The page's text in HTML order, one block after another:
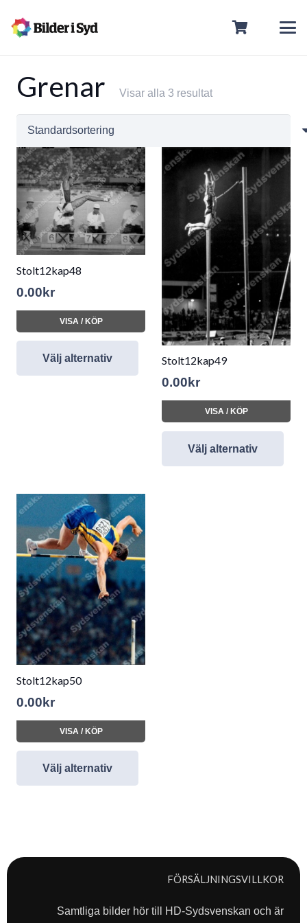
Grenar Visar alla 3 resultat
Stolt12kap48
0.00 kr
VISA / KÖP
Välj alternativ Stolt12kap49
0.00 kr
VISA / KÖP
Välj alternativ
Stolt12kap50
0.00 kr
VISA / KÖP
Välj alternativ
FÖRSÄLJNINGSVILLKOR
Samtliga bilder hör till HD-Sydsvenskan och är